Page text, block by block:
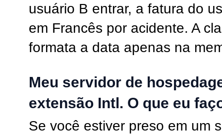
usuário B entrar, a fatura do
em Francês por acidente. A
formata a data apenas na
Meu servidor de
extensão Intl. O que eu
Se você estiver preso em um